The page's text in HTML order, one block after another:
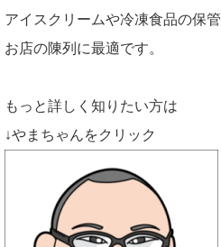
アイスクリームや冷凍食品の保管
お店の陳列に最適です。
もっと詳しく知りたい方は
↓やまちゃんをクリック